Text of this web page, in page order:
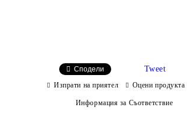
Сподели Tweet
Изпрати на приятел Оцени продукта
Информация за Съответствие